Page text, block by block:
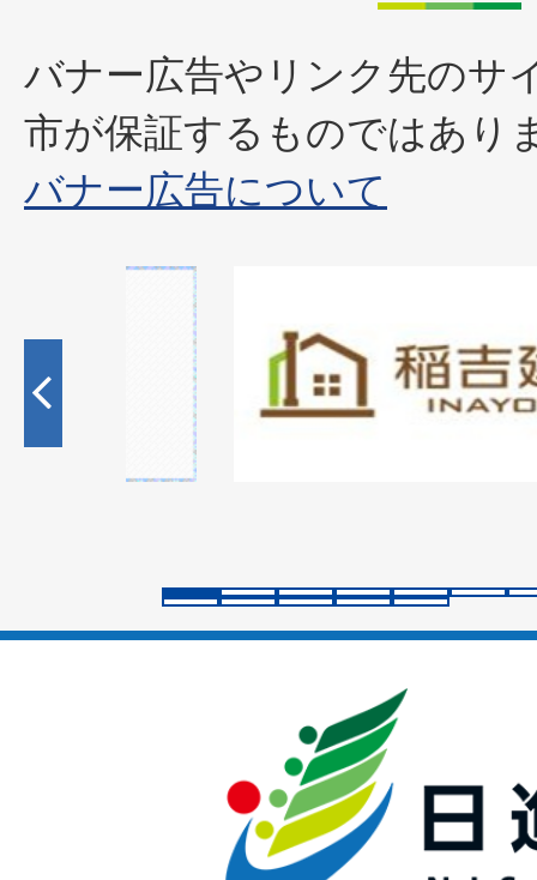
バナー広告やリンク先のサ
市が保証するものではあり
バナー広告について
の
イ